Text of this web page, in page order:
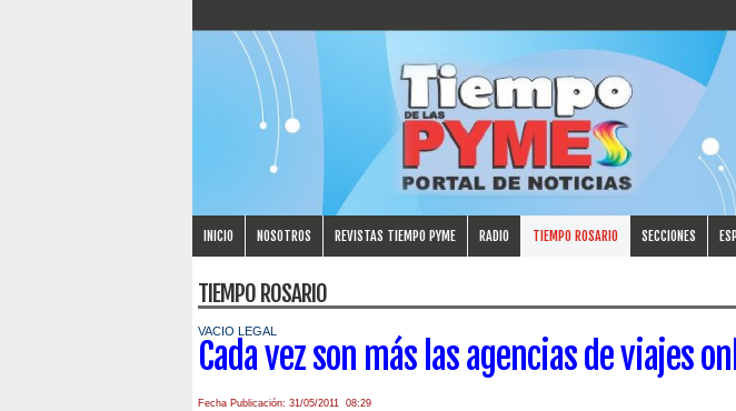
INICIO NOSOTROS REVISTAS TIEMPO PYME RADIO TIEMPO ROSARIO SECCIONES
TIEMPO ROSARIO
VACIO LEGAL
Cada vez son más las agencias de viajes
Fecha Publicación: 31/05/2011 08:29